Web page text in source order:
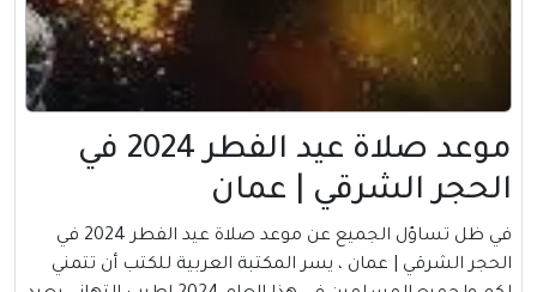
موعد صلاة عيد الفطر 2024 في
الحجر الشرقي | عمان
في ظل تساؤل الجميع عن موعد صلاة عيد الفطر 2024 في
الحجر الشرقي | عمان ، يسر المكتبة العربية للكتب أن تتمني